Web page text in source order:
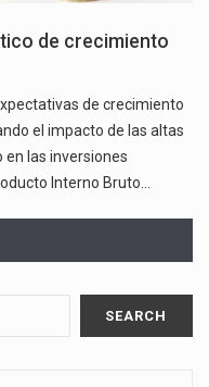
de crecimiento
de crecimiento
el impacto de las altas
las inversiones
Interno Bruto…